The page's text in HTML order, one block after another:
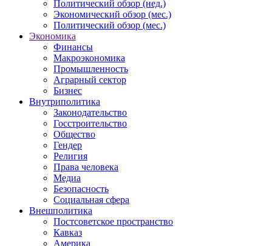
Политический обзор (нед.)
Экономический обзор (мес.)
Политический обзор (мес.)
Экономика
Финансы
Макроэкономика
Промышленность
Аграрный сектор
Бизнес
Внутриполитика
Законодательство
Госстроительство
Общество
Гендер
Религия
Права человека
Медиа
Безопасность
Социальная сфера
Внешполитика
Постсоветское пространство
Кавказ
Америка